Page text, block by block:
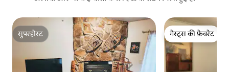
सुपरहोस्ट
सुपरहोस्ट
गेस्ट्स की फ़ेवरेट
गेस्ट्स की फ़ेवरेट